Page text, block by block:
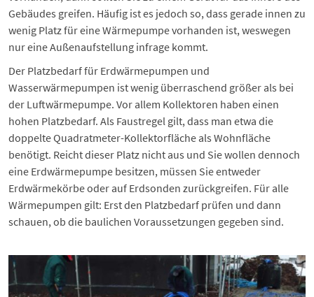
Gebäudes greifen. Häufig ist es jedoch so, dass gerade innen zu
wenig Platz für eine Wärmepumpe vorhanden ist, weswegen
nur eine Außenaufstellung infrage kommt.
Der Platzbedarf für Erdwärmepumpen und
Wasserwärmepumpen ist wenig überraschend größer als bei
der Luftwärmepumpe. Vor allem Kollektoren haben einen
hohen Platzbedarf. Als Faustregel gilt, dass man etwa die
doppelte Quadratmeter-Kollektorfläche als Wohnfläche
benötigt. Reicht dieser Platz nicht aus und Sie wollen dennoch
eine Erdwärmepumpe besitzen, müssen Sie entweder
Erdwärmekörbe oder auf Erdsonden zurückgreifen. Für alle
Wärmepumpen gilt: Erst den Platzbedarf prüfen und dann
schauen, ob die baulichen Voraussetzungen gegeben sind.